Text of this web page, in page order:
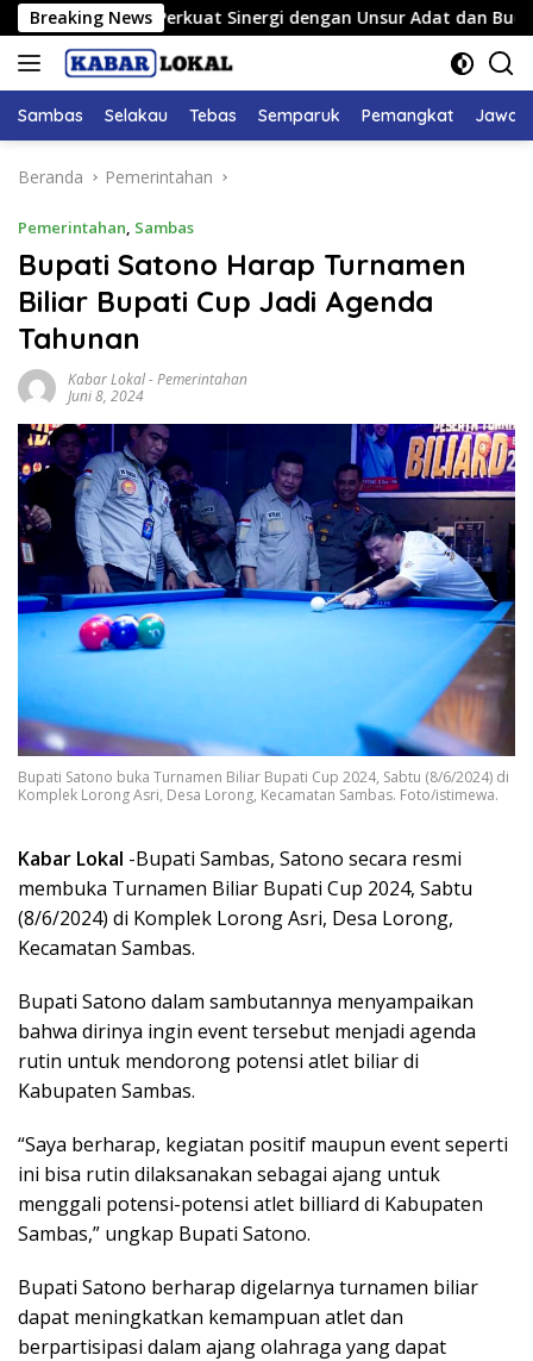
Langsung
ke
konten
Breaking News
Perkuat Sinergi dengan Unsur Adat dan Budaya
Sambas Selakau Tebas Semparuk Pemangkat Jawai
Beranda Pemerintahan
Pemerintahan, Sambas
Bupati Satono Harap Turnamen
Biliar Bupati Cup Jadi Agenda
Tahunan
Kabar Lokal-Pemerintahan
Juni 8, 2024
Bupati Satono buka Turnamen Biliar Bupati Cup 2024, Sabtu (8/6/2024) di
Komplek Lorong Asri, Desa Lorong, Kecamatan Sambas. Foto/istimewa.
Kabar Lokal -Bupati Sambas, Satono secara resmi
membuka Turnamen Biliar Bupati Cup 2024, Sabtu
(8/6/2024) di Komplek Lorong Asri, Desa Lorong,
Kecamatan Sambas.
Bupati Satono dalam sambutannya menyampaikan
bahwa dirinya ingin event tersebut menjadi agenda
rutin untuk mendorong potensi atlet biliar di
Kabupaten Sambas.
“Saya berharap, kegiatan positif maupun event seperti
ini bisa rutin dilaksanakan sebagai ajang untuk
menggali potensi-potensi atlet billiard di Kabupaten
Sambas,” ungkap Bupati Satono.
Bupati Satono berharap digelarnya turnamen biliar
dapat meningkatkan kemampuan atlet dan
berpartisipasi dalam ajang olahraga yang dapat